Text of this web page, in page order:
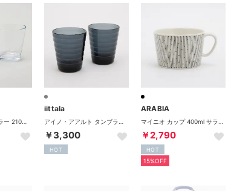
iittala
￥3,300
HOT
ARABIA
￥2,790
HOT
15%OFF